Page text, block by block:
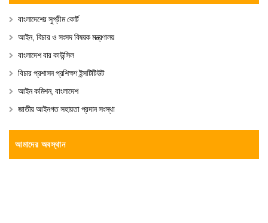
বাংলাদেশের সুপ্রীম কোর্ট
আইন, বিচার ও সংসদ বিষয়ক মন্ত্রণালয়
বাংলাদেশ বার কাউন্সিল
বিচার প্রশাসন প্রশিক্ষণ ইন্সটিটিউট
আইন কমিশন, বাংলাদেশ
জাতীয় আইনগত সহায়তা প্রদান সংস্থা
আমাদের অবস্থান